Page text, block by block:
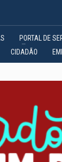
PORTAL DE
CIDADÃO